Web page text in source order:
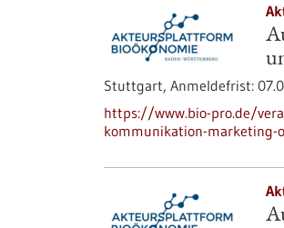
Stuttgart, Anmeldefrist:
https://www.bio-pro.de/
kommunikation-marketing-